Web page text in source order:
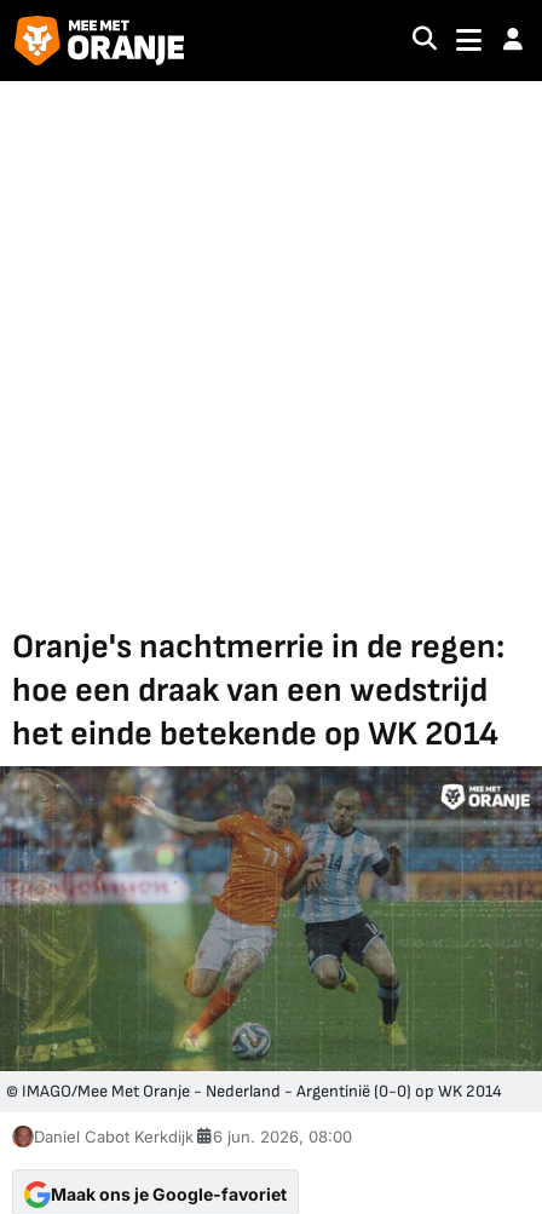
Oranje's nachtmerrie in de regen:
hoe een draak van een wedstrijd
het einde betekende op WK 2014
© IMAGO/Mee Met Oranje - Nederland - Argentinië (0-0) op WK 2014
Daniel Cabot Kerkdijk 6 jun. 2026, 08:00
Maak ons je Google-favoriet